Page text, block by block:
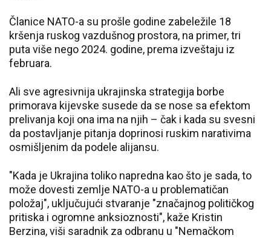
Članice NATO-a su prošle godine zabeležile 18
kršenja ruskog vazdušnog prostora, na primer, tri
puta više nego 2024. godine, prema izveštaju iz
februara.
Ali sve agresivnija ukrajinska strategija borbe
primorava kijevske susede da se nose sa efektom
prelivanja koji ona ima na njih – čak i kada su svesni
da postavljanje pitanja doprinosi ruskim narativima
osmišljenim da podele alijansu.
"Kada je Ukrajina toliko napredna kao što je sada, to
može dovesti zemlje NATO-a u problematičan
položaj", uključujući stvaranje "značajnog političkog
pritiska i ogromne anksioznosti", kaže Kristin
Berzina, viši saradnik za odbranu u "Nemačkom